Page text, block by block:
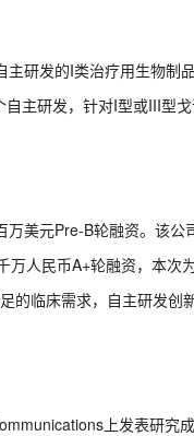
研发的I类治疗用生物制
主研发，针对I型或III型戈
美元Pre-B轮融资。该
人民币A+轮融资，本次
的临床需求，自主研发创新
上发表研究